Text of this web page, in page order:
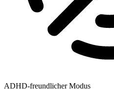
ADHD-freundlicher Modus